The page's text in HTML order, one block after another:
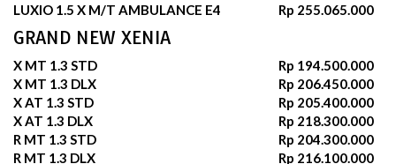
LUXIO 1.5 X M/T AMBULANCE E4
Rp 255.065.000
GRAND NEW XENIA
X MT 1.3 STD
Rp 194.500.000
X MT 1.3 DLX
Rp 206.450.000
X AT 1.3 STD
Rp 205.400.000
X AT 1.3 DLX
Rp 218.300.000
R MT 1.3 STD
Rp 204.300.000
R MT 1.3 DLX
Rp 216.100.000